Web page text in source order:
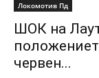
Локомотив Пд
ШОК на
червен...